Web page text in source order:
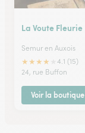
La Voute Fleurie
Semur en Auxois
★★★★
4.1 (15)
24, rue Buffon
Voir la boutique